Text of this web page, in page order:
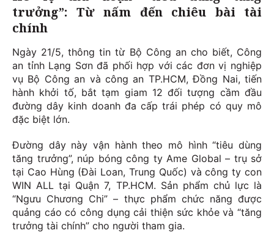
trưởng”: Từ nấm đến chiêu bài tài
chính
Ngày 21/5, thông tin từ Bộ Công an cho biết, Công
an tỉnh Lạng Sơn đã phối hợp với các đơn vị nghiệp
vụ Bộ Công an và công an TP.HCM, Đồng Nai, tiến
hành khởi tố, bắt tạm giam 12 đối tượng cầm đầu
đường dây kinh doanh đa cấp trái phép có quy mô
đặc biệt lớn.
Đường dây này vận hành theo mô hình “tiêu dùng
tăng trưởng”, núp bóng công ty Ame Global – trụ sở
tại Cao Hùng (Đài Loan, Trung Quốc) và công ty con
WIN ALL tại Quận 7, TP.HCM. Sản phẩm chủ lực là
“Ngưu Chương Chi” – thực phẩm chức năng được
quảng cáo có công dụng cải thiện sức khỏe và “tăng
trưởng tài chính” cho người tham gia.